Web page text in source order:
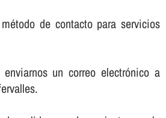
de contacto para servicios
un correo electrónico a